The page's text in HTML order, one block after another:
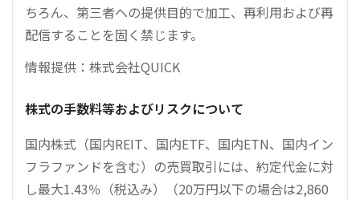
ちろん、第三者への提供目的で加工、再利用および再
配信することを固く禁じます。
情報提供：株式会社QUICK
株式の手数料等およびリスクについて
国内株式（国内REIT、国内ETF、国内ETN、国内イン
フラファンドを含む）の売買取引には、約定代金に対
し最大1.43％（税込み）（20万円以下の場合は2,860